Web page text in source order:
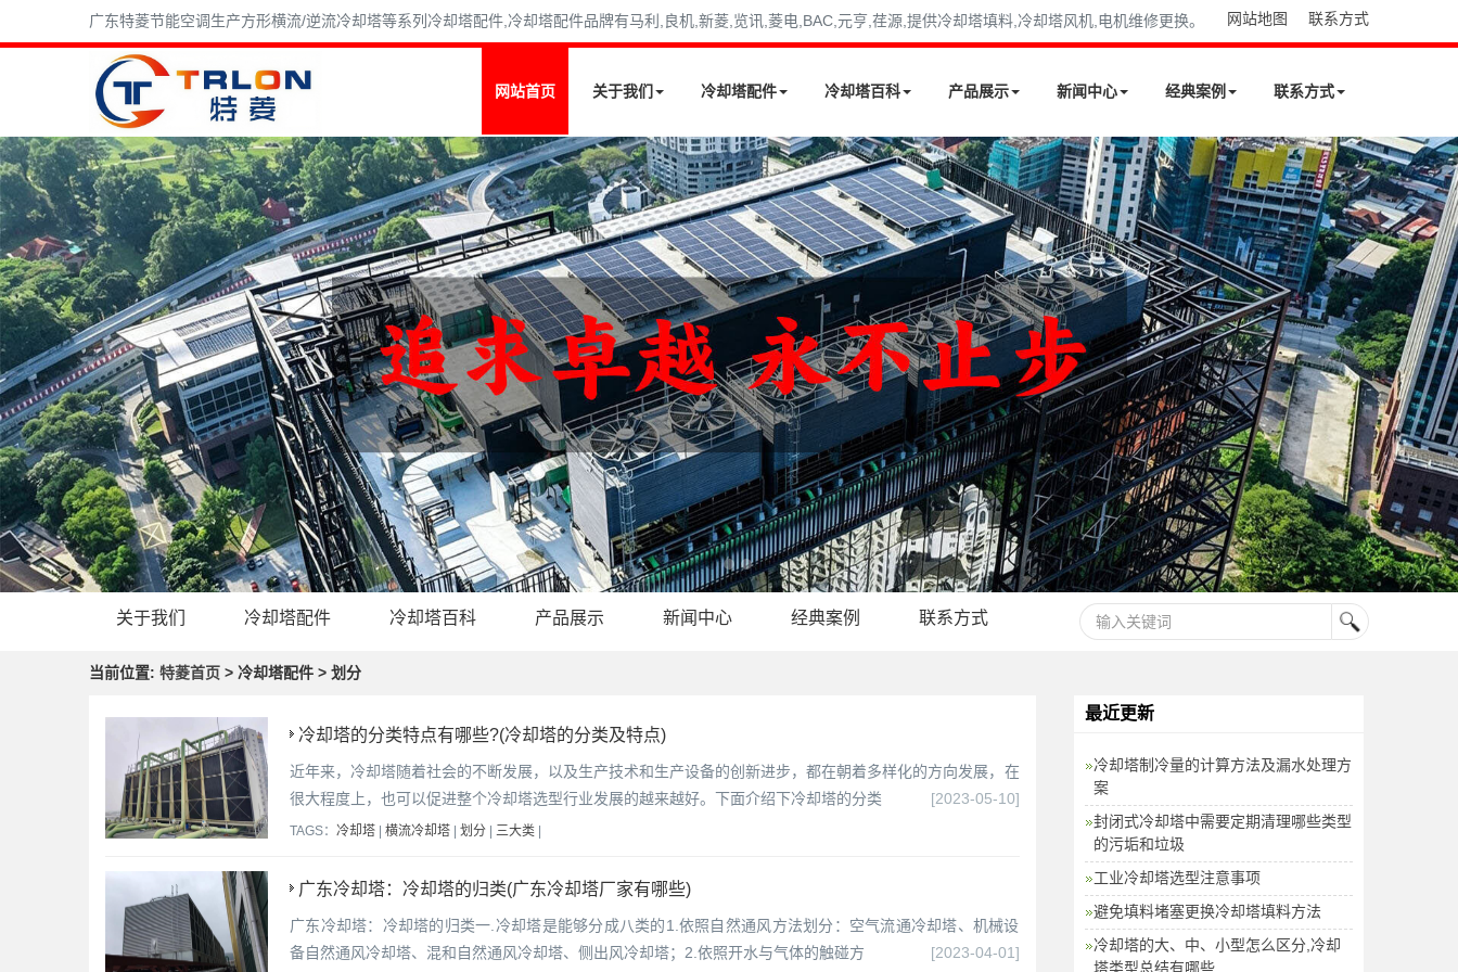
广东特菱节能空调生产方形横流/逆流冷却塔等系列冷却塔配件,冷却塔配件品牌有马利,良机,新菱,览讯,菱电,BAC,元亨,荏源,提供冷却塔填料,冷却塔风机,电机维修更换。 网站地图 联系方式
网站首页 关于我们 冷却塔配件 冷却塔百科 产品展示 新闻中心 经典案例 联系方式
关于我们 冷却塔配件 冷却塔百科 产品展示 新闻中心 经典案例 联系方式
当前位置: 特菱首页 > 冷却塔配件 > 划分
冷却塔的分类特点有哪些?(冷却塔的分类及特点)
近年来，冷却塔随着社会的不断发展，以及生产技术和生产设备的创新进步，都在朝着多样化的方向发展，在
很大程度上，也可以促进整个冷却塔选型行业发展的越来越好。下面介绍下冷却塔的分类
[2023-05-10]
TAGS： 冷却塔 | 横流冷却塔 | 划分 | 三大类 |
广东冷却塔：冷却塔的归类(广东冷却塔厂家有哪些)
广东冷却塔：冷却塔的归类一.冷却塔是能够分成八类的1.依照自然通风方法划分：空气流通冷却塔、机械设
备自然通风冷却塔、混和自然通风冷却塔、侧出风冷却塔；2.依照开水与气体的触碰方
[2023-04-01]
最近更新
冷却塔制冷量的计算方法及漏水处理方
案
封闭式冷却塔中需要定期清理哪些类型
的污垢和垃圾
工业冷却塔选型注意事项
避免填料堵塞更换冷却塔填料方法
冷却塔的大、中、小型怎么区分,冷却
塔类型总结有哪些